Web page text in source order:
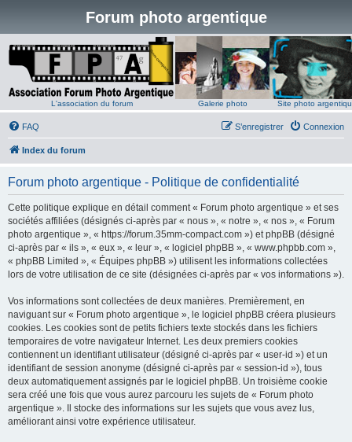
Forum photo argentique
L'association du forum Galerie photo Site photo
FAQ Connexion
S’enregistrer
Index du forum
Forum photo argentique - Politique de confidentialité
Cette politique explique en détail comment « Forum photo argentique » et ses
sociétés affiliées (désignés ci-après par « nous », « notre », « nos », « Forum
photo argentique », « https://forum.35mm-compact.com ») et phpBB (désigné
ci-après par « ils », « eux », « leur », « logiciel phpBB », « www.phpbb.com »,
« phpBB Limited », « Équipes phpBB ») utilisent les informations collectées
lors de votre utilisation de ce site (désignées ci-après par « vos informations »).
Vos informations sont collectées de deux manières. Premièrement, en
naviguant sur « Forum photo argentique », le logiciel phpBB créera plusieurs
cookies. Les cookies sont de petits fichiers texte stockés dans les fichiers
temporaires de votre navigateur Internet. Les deux premiers cookies
contiennent un identifiant utilisateur (désigné ci-après par « user-id ») et un
identifiant de session anonyme (désigné ci-après par « session-id »), tous
deux automatiquement assignés par le logiciel phpBB. Un troisième cookie
sera créé une fois que vous aurez parcouru les sujets de « Forum photo
argentique ». Il stocke des informations sur les sujets que vous avez lus,
améliorant ainsi votre expérience utilisateur.